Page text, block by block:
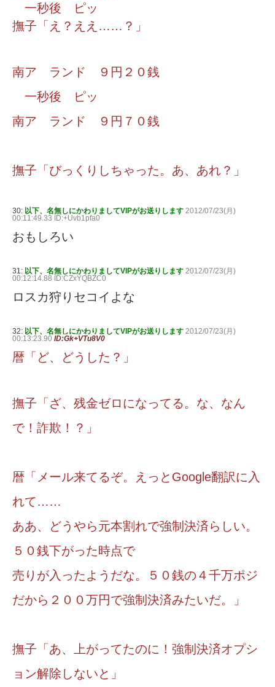
一秒後 ピッ
撫子「え？ええ……？」
南ア ランド ９円２０銭
一秒後 ピッ
南ア ランド ９円７０銭
撫子「びっくりしちゃった。あ、あれ？」
30: 以下、名無しにかわりましてVIPがお送りします 2012/07/23(月)
00:11:49.33 ID:+Uvb1pfa0
おもしろい
31: 以下、名無しにかわりましてVIPがお送りします 2012/07/23(月)
00:12:14.88 ID:CZxYQBZC0
ロスカ狩りセコイよな
32: 以下、名無しにかわりましてVIPがお送りします 2012/07/23(月)
00:13:23.90 ID:Gk+VTu8V0
暦「ど、どうした？」
撫子「ざ、残金ゼロになってる。な、なん
で！詐欺！？」
暦「メール来てるぞ。えっとGoogle翻訳に入
れて……
ああ、どうやら元本割れで強制決済らしい。
５０銭下がった時点で
売りが入ったようだな。５０銭の４千万ポジ
だから２００万円で強制決済みたいだ。」
撫子「あ、上がってたのに！強制決済オプシ
ョン解除しないと」